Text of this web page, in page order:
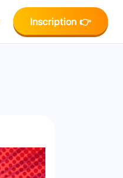
Inscription 👉